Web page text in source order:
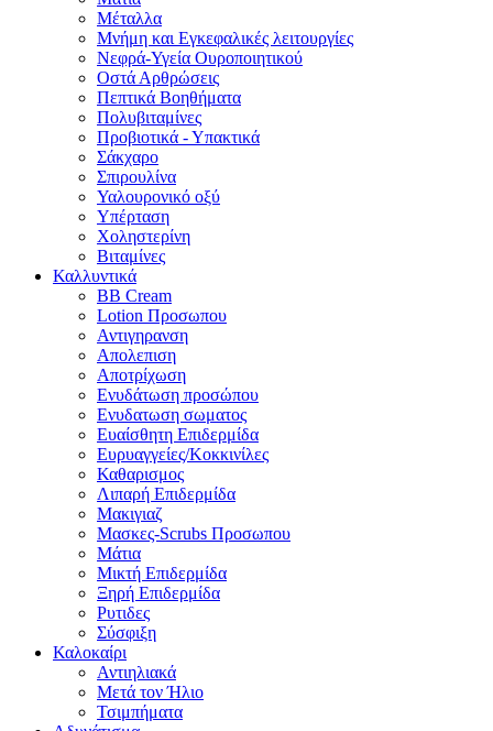
Μέταλλα
Μνήμη και Εγκεφαλικές λειτουργίες
Νεφρά-Υγεία Ουροποιητικού
Οστά Αρθρώσεις
Πεπτικά Βοηθήματα
Πολυβιταμίνες
Προβιοτικά - Υπακτικά
Σάκχαρο
Σπιρουλίνα
Υαλουρονικό οξύ
Υπέρταση
Χοληστερίνη
Βιταμίνες
Καλλυντικά
BB Cream
Lotion Προσωπου
Αντιγηρανση
Απολεπιση
Αποτρίχωση
Ενυδάτωση προσώπου
Ενυδατωση σωματος
Ευαίσθητη Επιδερμίδα
Ευρυαγγείες/Κοκκινίλες
Καθαρισμος
Λιπαρή Επιδερμίδα
Μακιγιαζ
Μασκες-Scrubs Προσωπου
Μάτια
Μικτή Επιδερμίδα
Ξηρή Επιδερμίδα
Ρυτιδες
Σύσφιξη
Καλοκαίρι
Αντιηλιακά
Μετά τον Ήλιο
Τσιμπήματα